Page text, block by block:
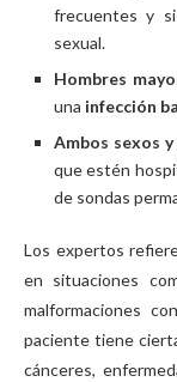
frecuentes y
sexual.
Hombres
una infección
Ambos sexos
que estén
de sondas
Los expertos
en situaciones
malformaciones
paciente tiene
cánceres,